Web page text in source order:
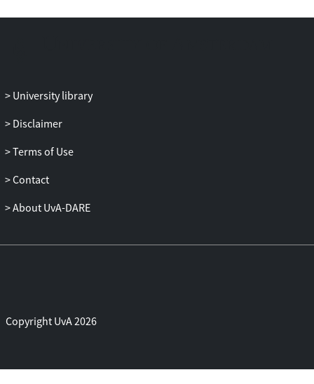
University library
Disclaimer
Terms of Use
Contact
About UvA-DARE
Copyright UvA 2026